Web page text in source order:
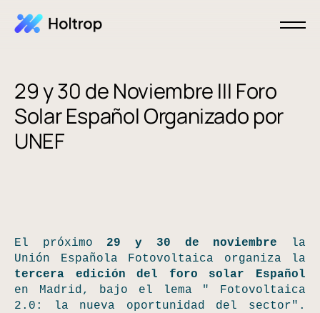
29 y 30 de Noviembre III Foro
Solar Español Organizado por
UNEF
El próximo 29 y 30 de noviembre la
Unión Española Fotovoltaica organiza la
tercera edición del foro solar Español
en Madrid, bajo el lema " Fotovoltaica
2.0: la nueva oportunidad del sector".